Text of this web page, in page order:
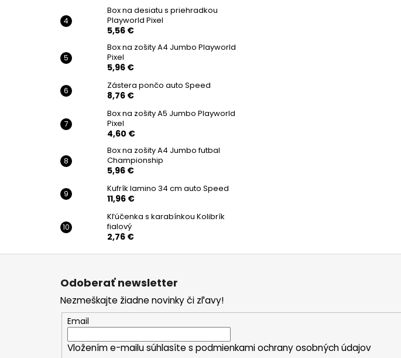
Box na desiatu s priehradkou
Playworld Pixel
5,56 €
Box na zošity A4 Jumbo Playworld
Pixel
5,96 €
Zástera pončo auto Speed
8,76 €
Box na zošity A5 Jumbo Playworld
Pixel
4,60 €
Box na zošity A4 Jumbo futbal
Championship
5,96 €
Kufrík lamino 34 cm auto Speed
11,96 €
Kľúčenka s karabínkou Kolibrík
fialový
2,76 €
Z
Odoberať newsletter
Nezmeškajte žiadne novinky či zľavy!
Email
Vložením e-mailu súhlasíte s podmienkami ochrany osobných údajov